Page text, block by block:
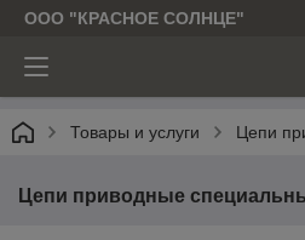
ООО "КРАСНОЕ СОЛНЦЕ"
Товары и услуги Цепи
Цепи приводные